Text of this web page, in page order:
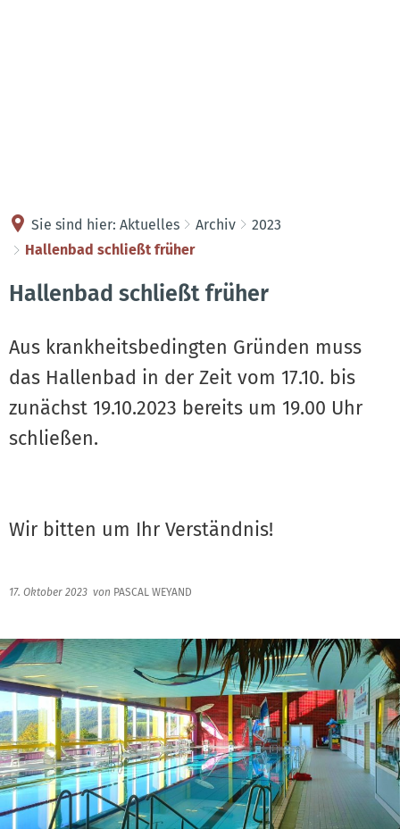
Sie sind hier: Aktuelles Archiv
2023
Hallenbad schließt früher
Hallenbad schließt früher
Aus krankheitsbedingten Gründen muss
das Hallenbad in der Zeit vom 17.10. bis
zunächst 19.10.2023 bereits um 19.00 Uhr
schließen.
Wir bitten um Ihr Verständnis!
17. Oktober 2023 von PASCAL WEYAND